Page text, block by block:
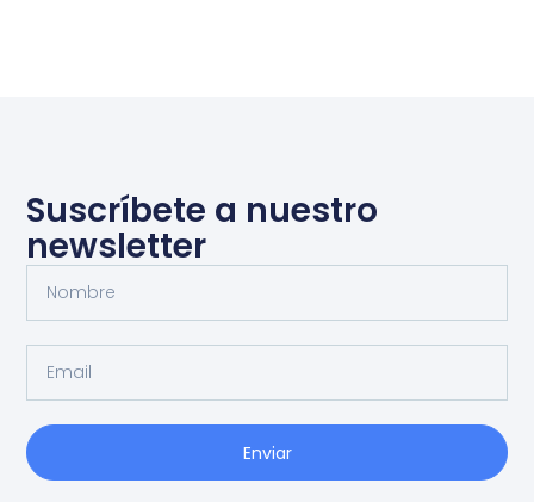
Suscríbete a nuestro
newsletter
Enviar